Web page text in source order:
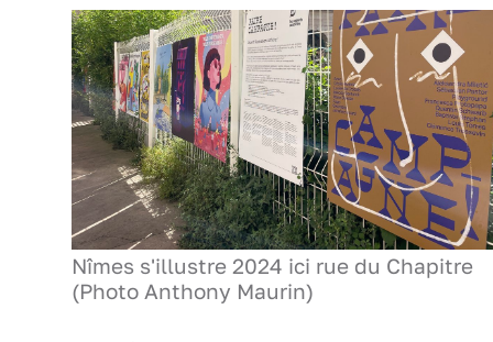
Nîmes s'illustre 2024 ici rue du Chapitre
(Photo Anthony Maurin)